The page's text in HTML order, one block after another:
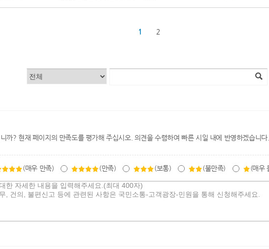
1 2
까? 현재 페이지의 만족도를 평가해 주십시오. 의견을 수렴하여 빠른 시일 내에 반영하겠습니다.
(매우 만족) (만족) (보통) (불만족) (매우